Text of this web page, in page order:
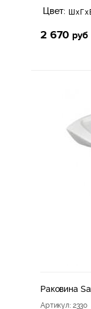
Цвет:
2 670 руб
Раковина
Артикул: 2330